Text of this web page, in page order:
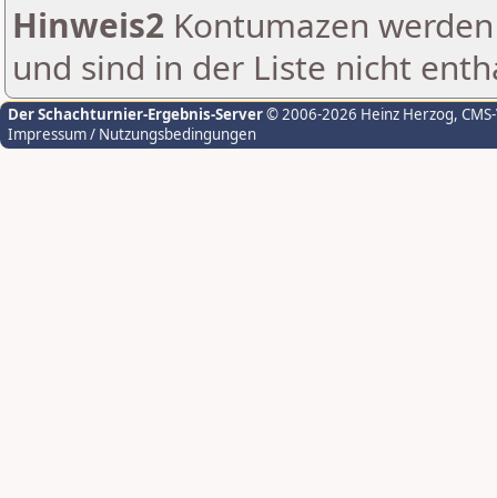
Hinweis2 Kontumazen
und sind in der Liste nicht
Der Schachturnier-Ergebnis-Server© 2006-2026 Heinz Herzog,
Impressum / Nutzungsbedingungen